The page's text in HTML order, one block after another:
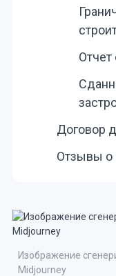
Отчет
Договор
Отзывы о
Изображение
Midjourney